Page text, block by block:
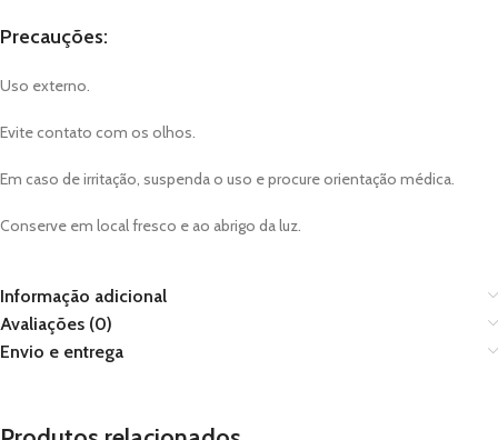
Precauções:
Uso externo.
Evite contato com os olhos.
Em caso de irritação, suspenda o uso e procure orientação médica.
Conserve em local fresco e ao abrigo da luz.
Informação adicional
Avaliações (0)
Envio e entrega